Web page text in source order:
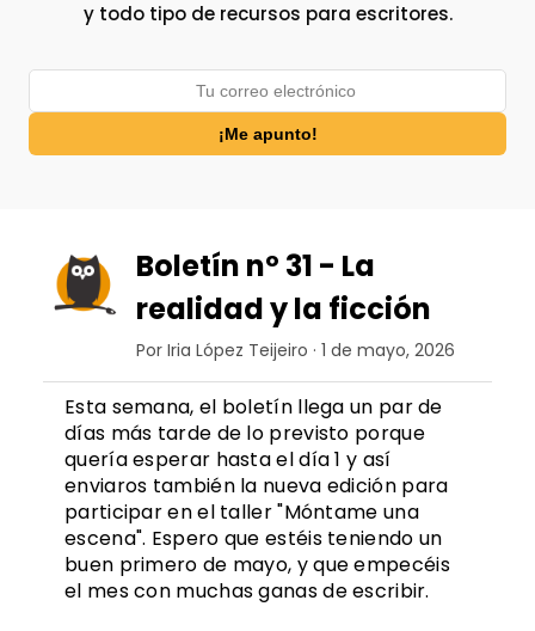
y todo tipo de recursos para escritores.
Boletín nº 31 - La
realidad y la ficción
Por Iria López Teijeiro · 1 de mayo, 2026
Esta semana, el boletín llega un par de
días más tarde de lo previsto porque
quería esperar hasta el día 1 y así
enviaros también la nueva edición para
participar en el taller "Móntame una
escena". Espero que estéis teniendo un
buen primero de mayo, y que empecéis
el mes con muchas ganas de escribir.